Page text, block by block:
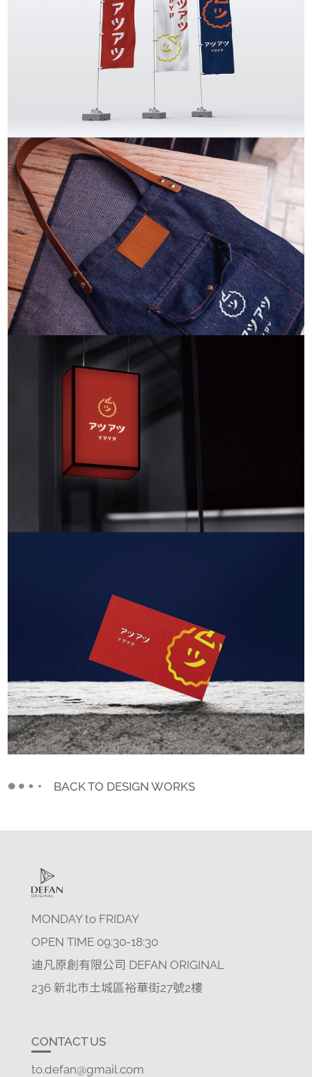
BACK TO DESIGN WORKS
MONDAY to FRIDAY
OPEN TIME 09:30-18:30
迪凡原創有限公司 DEFAN ORIGINAL
236 新北市土城區裕華街27號2樓
CONTACT US
to.defan@gmail.com